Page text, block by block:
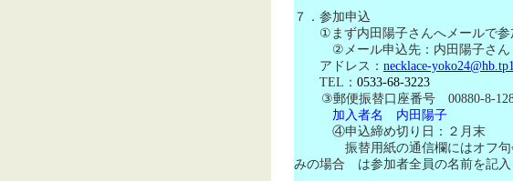
７．参加申込
①まず内田陽子さんへメールで参
② メール申込先： 内田陽子さん
アドレス： necklace-
TEL ： 0533-68-3223
③郵便振替口座番号 00880-8-
加入者名 内田陽子
④申込締め切り日：２月末
振替用紙の通信欄にはオフ句
みの場合 は参加者全員の名前を記入